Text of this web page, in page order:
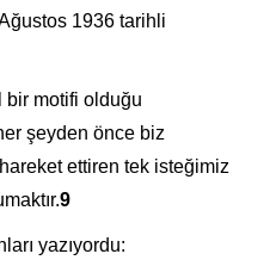
1936 tarihli
bir motifi olduğu
şeyden önce biz
ettiren tek isteğimiz
9
yazıyordu: